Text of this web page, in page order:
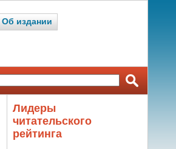
Об издании
Лидеры
читательского
рейтинга